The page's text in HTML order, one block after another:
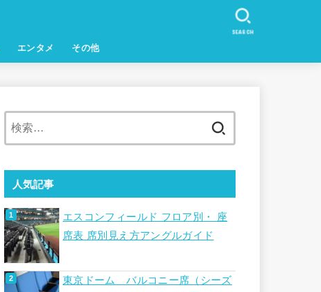
エンタメ その他
SEARCH
人気記事
エスコンフィールド フロア別・ 座
席表 席別見え方アングルガイド
東京ドーム バルコニー席（シーズ